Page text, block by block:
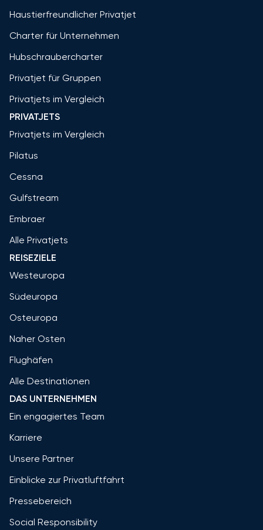
Haustierfreundlicher Privatjet
Charter für Unternehmen
Hubschraubercharter
Privatjet für Gruppen
Privatjets im Vergleich
PRIVATJETS
Privatjets im Vergleich
Pilatus
Cessna
Gulfstream
Embraer
Alle Privatjets
REISEZIELE
Westeuropa
Südeuropa
Osteuropa
Naher Osten
Flughäfen
Alle Destinationen
DAS UNTERNEHMEN
Ein engagiertes Team
Karriere
Unsere Partner
Einblicke zur Privatluftfahrt
Pressebereich
Social Responsibility